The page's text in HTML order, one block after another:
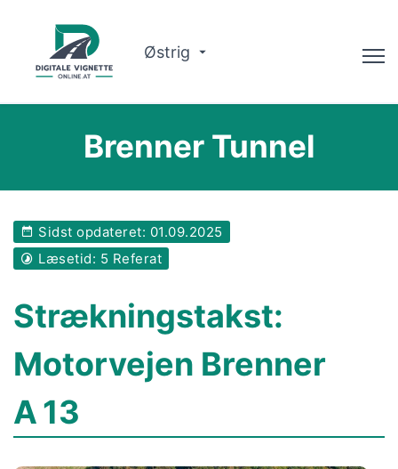
Østrig
Ruteplanlægger
Om Os
Book nu
Brenner Tunnel
Sidst opdateret: 01.09.2025
Læsetid: 5 Referat
Strækningstakst:
Motorvejen Brenner
A 13